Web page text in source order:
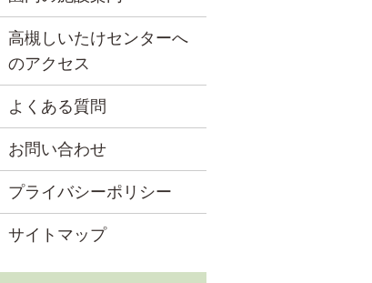
高槻しいたけセンターへ
のアクセス
よくある質問
お問い合わせ
プライバシーポリシー
サイトマップ